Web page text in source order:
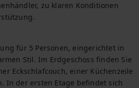
zu klaren Konditionen
für 5 Personen, eingerichtet in
Stil. Im Erdgeschoss finden Sie
Eckschlafcouch, einer Küchenzeile
In der ersten Etage befindet sich